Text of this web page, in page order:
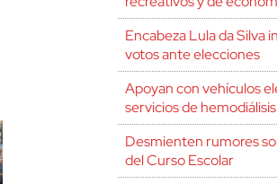
Encabeza Lula da Silva
votos ante elecciones
Apoyan con vehículos
servicios de hemodiálisis
Desmienten rumores
del Curso Escolar